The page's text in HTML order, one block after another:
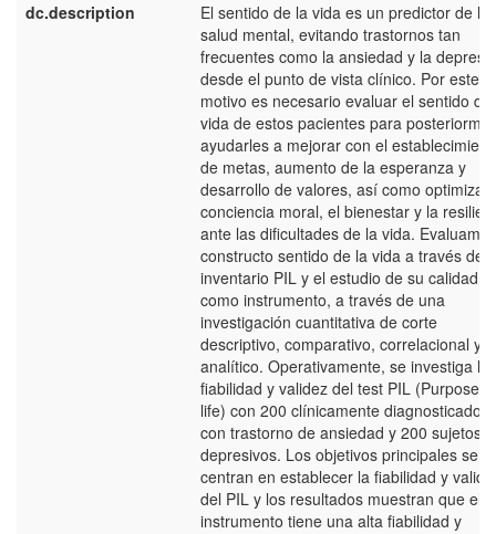
dc.description
El sentido de la vida es un predictor de la
salud mental, evitando trastornos tan
frecuentes como la ansiedad y la
desde el punto de vista clínico. Por este
motivo es necesario evaluar el sentido de
vida de estos pacientes para
ayudarles a mejorar con el
de metas, aumento de la esperanza y
desarrollo de valores, así como optimizar
conciencia moral, el bienestar y la
ante las dificultades de la vida.
constructo sentido de la vida a través del
inventario PIL y el estudio de su calidad
como instrumento, a través de una
investigación cuantitativa de corte
descriptivo, comparativo, correlacional y
analítico. Operativamente, se investiga la
fiabilidad y validez del test PIL (Purpose in
life) con 200 clínicamente diagnosticados
con trastorno de ansiedad y 200 sujetos
depresivos. Los objetivos principales se
centran en establecer la fiabilidad y
del PIL y los resultados muestran que el
instrumento tiene una alta fiabilidad y